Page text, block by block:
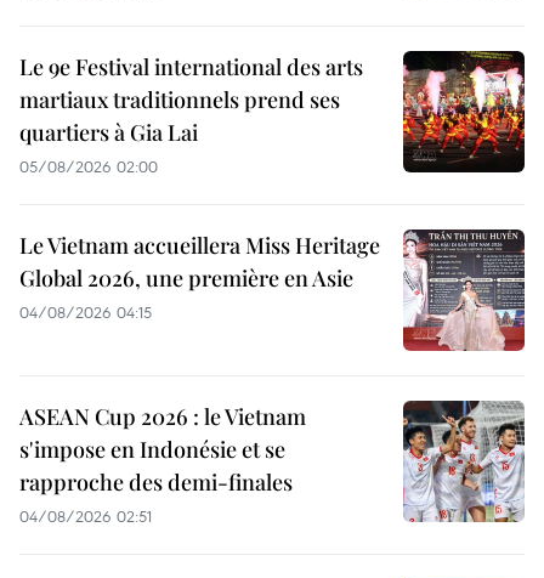
Le 9e Festival international des arts
martiaux traditionnels prend ses
quartiers à Gia Lai
05/08/2026 02:00
Le Vietnam accueillera Miss Heritage
Global 2026, une première en Asie
04/08/2026 04:15
ASEAN Cup 2026 : le Vietnam
s'impose en Indonésie et se
rapproche des demi-finales
04/08/2026 02:51